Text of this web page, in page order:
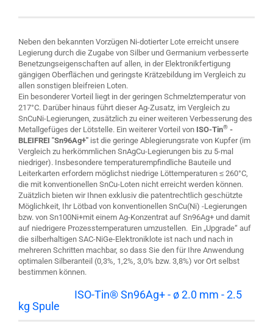
Neben den bekannten Vorzügen Ni-dotierter Lote erreicht unsere
Legierung durch die Zugabe von Silber und Germanium verbesserte
Benetzungseigenschaften auf allen, in der Elektronikfertigung
gängigen Oberflächen und geringste Krätzebildung im Vergleich zu
allen sonstigen bleifreien Loten.
Ein besonderer Vorteil liegt in der geringen Schmelztemperatur von
217°C. Darüber hinaus führt dieser Ag-Zusatz, im Vergleich zu
SnCuNi-Legierungen, zusätzlich zu einer weiteren Verbesserung des
Metallgefüges der Lötstelle. Ein weiterer Vorteil von ISO-Tin® -
BLEIFREI "Sn96Ag+" ist die geringe Ablegierungsrate von Kupfer (im
Vergleich zu herkömmlichen SnAgCu-Legierungen bis zu 5-mal
niedriger). Insbesondere temperaturempfindliche Bauteile und
Leiterkarten erfordern möglichst niedrige Löttemperaturen ≤ 260°C,
die mit konventionellen SnCu-Loten nicht erreicht werden können.
Zuätzlich bieten wir Ihnen exklusiv die patentrechtlich geschützte
Möglichkeit, Ihr Lötbad von konventionellen SnCu(Ni) -Legierungen
bzw. von Sn100Ni+mit einem Ag-Konzentrat auf Sn96Ag+ und damit
auf niedrigere Prozesstemperaturen umzustellen. Ein „Upgrade“ auf
die silberhaltigen SAC-NiGe-Elektroniklote ist nach und nach in
mehreren Schritten machbar, so dass Sie den für Ihre Anwendung
optimalen Silberanteil (0,3%, 1,2%, 3,0% bzw. 3,8%) vor Ort selbst
bestimmen können.
ISO-Tin® Sn96Ag+ - ø 2.0 mm - 2.5
kg Spule